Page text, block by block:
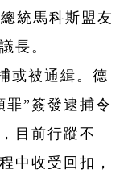
統馬科斯盟友
長。
或被通緝。德
罪”簽發逮捕令
目前行蹤不
中收受回扣，